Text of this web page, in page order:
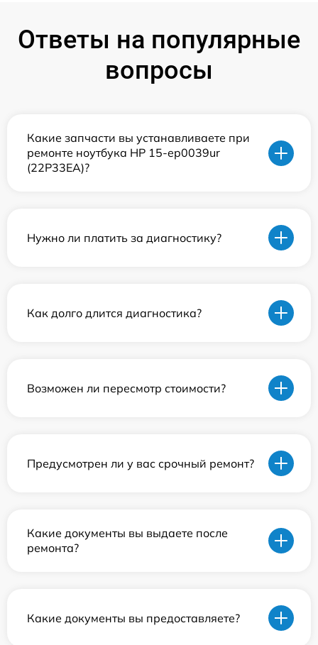
Ответы на популярные
вопросы
Какие запчасти вы устанавливаете при
ремонте ноутбука HP 15-ep0039ur
(22P33EA)?
Нужно ли платить за диагностику?
Как долго длится диагностика?
Возможен ли пересмотр стоимости?
Предусмотрен ли у вас срочный ремонт?
Какие документы вы выдаете после
ремонта?
Какие документы вы предоставляете?